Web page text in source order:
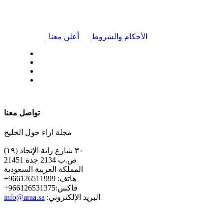
أعلن معنا الأحكام والشروط
تواصل معنا
مجلة اراء حول الخليج
٣٠ شارع راية الإتحاد (١٩)
ص.ب 2134 جدة 21451
المملكة العربية السعودية
+هاتف: 966126511999
+فاكس:966126531375
info@araa.sa :البريد الإلكتروني